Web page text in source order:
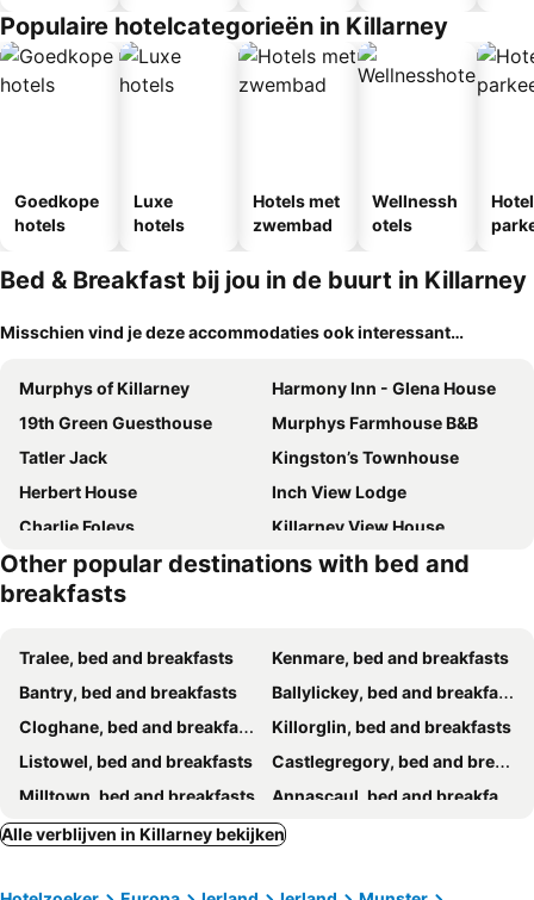
Populaire hotelcategorieën in Killarney
Goedkope
hotels
Luxe
hotels
Hotels met
zwembad
Wellnessh
otels
Bed & Breakfast bij jou in de buurt in Killarney
Misschien vind je deze accommodaties ook interessant…
Murphys of Killarney
Harmony Inn - Glena House
19th Green Guesthouse
Murphys Farmhouse B&B
Tatler Jack
Kingston’s Townhouse
Herbert House
Inch View Lodge
Charlie Foleys
Killarney View House
Copper Kettle B&B
Cnoc Sí 1
2 Mile Lodge
Dan Linehan's B&B
Reeks View
Wayside B&B V93XK6C
Inveraray Farm B&B
Shepherds Lodge B&B
Arbutus Lodge
DunnCourt House
Castlemaine House B&B
Kingfisher Lodge
Muckross Riding Stables
Killarney Lodge
Cillcearn House
Other popular destinations with bed and
breakfasts
Tralee, bed and breakfasts
Kenmare, bed and breakfasts
Bantry, bed and breakfasts
Ballylickey, bed and breakfasts
Cloghane, bed and breakfasts
Killorglin, bed and breakfasts
Listowel, bed and breakfasts
Castlegregory, bed and breakfasts
Milltown, bed and breakfasts
Annascaul, bed and breakfasts
Macroom, bed and breakfasts Kells, bed and breakfasts
Alle verblijven in Killarney bekijken